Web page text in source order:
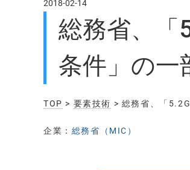
2018-02-14
総務省、「
条件」の一
TOP > 要素技術 > 総務省、「
企業： 総務省（MIC）